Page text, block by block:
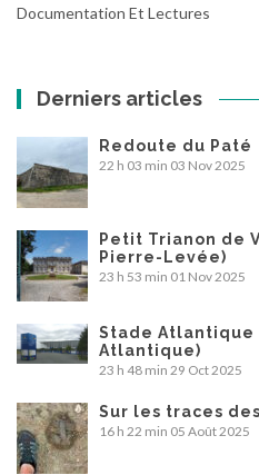
Documentation Et Lectures
Derniers articles
Redoute du Paté
22 h 03 min 03 Nov 2025
Petit Trianon de
Pierre-Levée)
23 h 53 min 01 Nov 2025
Stade Atlantique
Atlantique)
23 h 48 min 29 Oct 2025
Sur les traces
16 h 22 min 05 Août 2025